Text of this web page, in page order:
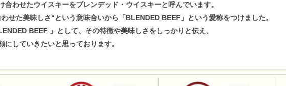
合わせたウイスキーをブレンデッド・ウイスキーと呼んでいます。
せた美昧しさ“という意味合いから「BLENDED BEEF」という愛称をつけました。
BEEF 」として、その特徴や美味しさをしっかりと伝え、
にしていきたいと思っております。